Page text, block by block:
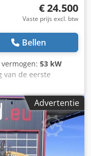
€ 24.500
Vaste prijs excl. btw
Bellen
vermogen: 53 kW
van de eerste
ca. 8.600 uur.
Voorste aftakas. 30
(exclusief BTW).
Advertentie